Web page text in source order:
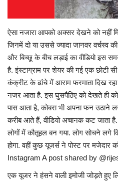
करियर
ऐसा नजारा आपको अक्सर देखने को नहीं
जिनमें दो या उससे ज्यादा जानवर
और बिच्छू के बीच लड़ाई का वीडियो इस
है. इंस्टाग्राम पर शेयर की गई एक छोटी
कंक्रीट के ढांचे में आराम फरमाता दिख
नजर आता है. इस घुसपैठिए को देखते ही
पास आता है, कोबरा भी अपना फन उठाने
करीब आते हैं, वीडियो अचानक कट
लोगों में कौतूहल बन गया. लोग सोचने लगे
होगा. वहीं कुछ यूजर्स ने पोस्ट पर
Instagram A post shared by
एक यूजर ने हंसने वाली इमोजी जोड़ते हुए